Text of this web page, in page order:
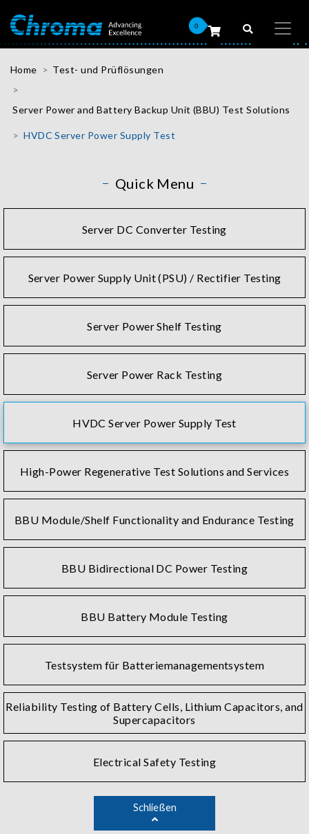
0
Home Test- und Prüflösungen
Server Power and Battery Backup Unit (BBU) Test Solutions
HVDC Server Power Supply Test
Quick Menu
Server DC Converter Testing
Server Power Supply Unit (PSU) / Rectifier Testing
Server Power Shelf Testing
Server Power Rack Testing
HVDC Server Power Supply Test
High-Power Regenerative Test Solutions and Services
BBU Module/Shelf Functionality and Endurance Testing
BBU Bidirectional DC Power Testing
BBU Battery Module Testing
Testsystem für Batteriemanagementsystem
Reliability Testing of Battery Cells, Lithium Capacitors, and
Supercapacitors
Electrical Safety Testing
Schließen